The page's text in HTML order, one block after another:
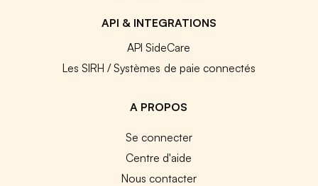
API & INTEGRATIONS
API SideCare
Les SIRH / Systèmes de paie connectés
A PROPOS
Se connecter
Centre d'aide
Nous contacter